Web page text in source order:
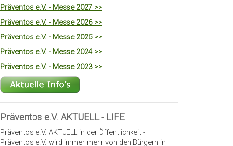
Präventos e.V. - Messe 2027 >>
Präventos e.V. - Messe 2026 >>
Präventos e.V. - Messe 2025 >>
Präventos e.V. - Messe 2024 >>
Präventos e.V. - Messe 2023 >>
Präventos e.V. AKTUELL - LIFE
Präventos e.V. AKTUELL in der Öffentlichkeit -
Präventos e.V. wird immer mehr von den Bürgern in